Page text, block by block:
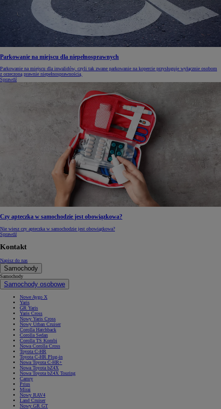
Parkowanie na miejscu dla niepełnosprawnych
Parkowanie na miejscu dla inwalidów, czyli tak zwane parkowanie na kopercie przysługuje wyłącznie osobom
z orzeczoną prawnie niepełnosprawnością.
Sprawdź
Czy apteczka w samochodzie jest obowiązkowa?
Nie wiesz czy apteczka w samochodzie jest obowiązkowa?
Sprawdź
Kontakt
Napisz do nas
Samochody
Samochody
Samochody osobowe
Nowe Aygo X
Yaris
GR Yaris
Yaris Cross
Nowy Yaris Cross
Nowy Urban Cruiser
Corolla Hatchback
Corolla Sedan
Corolla TS Kombi
Nowa Corolla Cross
Toyota C-HR
Toyota C-HR Plug-in
Nowa Toyota C-HR+
Nowa Toyota bZ4X
Nowa Toyota bZ4X Touring
Camry
Prius
Mirai
Nowy RAV4
Land Cruiser
Nowy GR GT